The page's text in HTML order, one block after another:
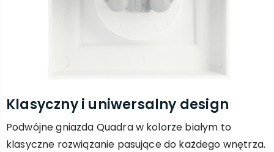
Klasyczny i uniwersalny design
Podwójne gniazda Quadra w kolorze białym to
klasyczne rozwiązanie pasujące do każdego wnętrza.